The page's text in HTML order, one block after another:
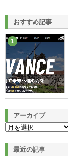
おすすめ記事
1
アーカイブ
最近の記事